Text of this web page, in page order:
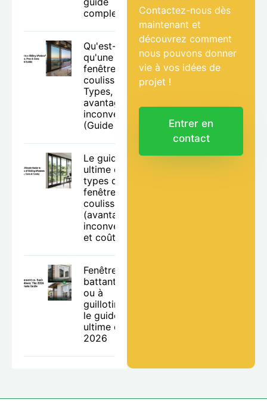
complet.
Qu'est-ce
qu'une
fenêtre
coulissante ?
Types,
avantages et
inconvénients
(Guide 2026)
Le guide
ultime des
types de
fenêtres
coulissantes
(avantages,
inconvénients
et coûts)
Fenêtres à
battants
ou à
guillotine :
le guide
ultime de
2026
Contactez-nous dès
maintenant et
découvrez comment
nous pouvons donner
vie à vos idées de
projet !
Entrer en
contact